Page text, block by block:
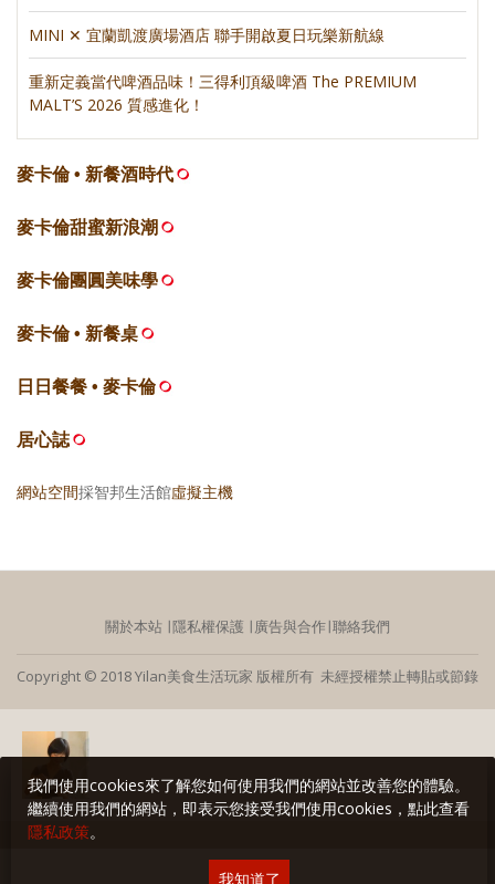
MINI ✕ 宜蘭凱渡廣場酒店 聯手開啟夏日玩樂新航線
重新定義當代啤酒品味！三得利頂級啤酒 The PREMIUM
MALT’S 2026 質感進化！
麥卡倫 • 新餐酒時代
麥卡倫甜蜜新浪潮
麥卡倫團圓美味學
麥卡倫 • 新餐桌
日日餐餐 • 麥卡倫
居心誌
網站空間採智邦生活館虛擬主機
關於本站 ∣隱私權保護 ∣廣告與合作∣聯絡我們
Copyright © 2018 Yilan美食生活玩家 版權所有 未經授權禁止轉貼或節錄
我們使用cookies來了解您如何使用我們的網站並改善您的體驗。
繼續使用我們的網站，即表示您接受我們使用cookies，點此查看
隱私政策。
我知道了